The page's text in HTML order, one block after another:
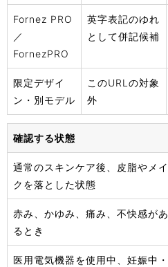
Fornez PRO
／
FornezPRO
英字表記のゆれ
として併記候補
限定デザイ
ン・別モデル
このURLの対象
外
確認する状態
通常のスキンケア後、皮脂やメイ
クを落とした状態
赤み、かゆみ、痛み、不快感があ
るとき
医用電気機器を使用中、妊娠中・